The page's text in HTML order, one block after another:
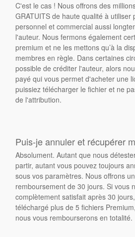
C'est le cas ! Nous offrons des
GRATUITS de haute qualité à utiliser
personnel et commercial aussi
l'auteur. Nous fermons également
premium et ne les mettons qu’à la
membres en règle. Dans certaines
possible de créditer l'auteur, alors
payé qui vous permet d'acheter une
puissiez télécharger le fichier et ne
de l'attribution.
Puis-je annuler et récupérer
Absolument. Autant que nous
partir, autant vous pouvez toujours
sous vos paramètres. Nous offrons
remboursement de 30 jours. Si vous
complètement satisfait après 30
téléchargé plus de 5 fichiers
nous vous rembourserons en totalité.